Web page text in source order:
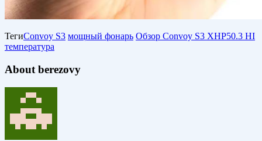
ТегиConvoy S3 мощный фонарь Обзор Convoy S3 XHP50.3 HI
температура
About berezovy